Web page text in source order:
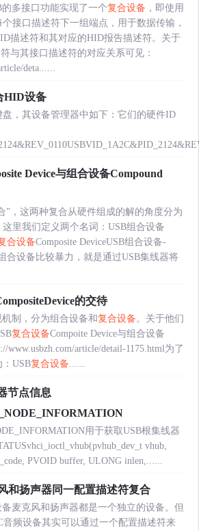
多接口功能实现了一个复合设备 ，即使用
接口描述符下一组端点，用于数据传输，
描述符和其对应的HID报告描述符。关于
与其接口描述符的对应关系可见：
deta......
HID设备
，其设备管理器中如下：它们的硬件ID
Device与组合设备Compound
”，这两种复合从硬件组成的解的角度分为
里我们定义两个名词：USB组合设备
合设备Composite DeviceUSB组合设备-
合设备比较暴力，就是通过USB集线器将
的交待
制，分为组合设备和复合设备。关于他们
复合设备Compoite Device与组合设备
www.usbzh.com/article/detail-1175.html为了
USB复合设备......
节点信息
用于获取USB根集线器
vhub,
PVOID buffer, ULONG inlen,......
和扬声器同一配置描述符复合
麦克风和扬声器都是一个独立的设备。但
音频设备其实可以通过一个配置描述符来